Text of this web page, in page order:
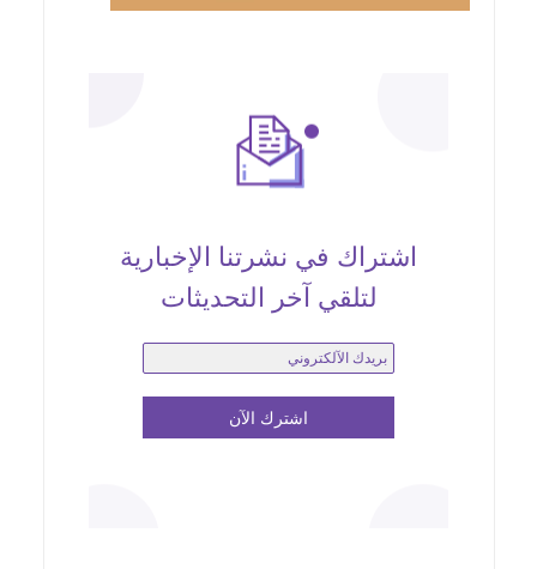
اشتراك في نشرتنا الإخبارية
لتلقي آخر التحديثات